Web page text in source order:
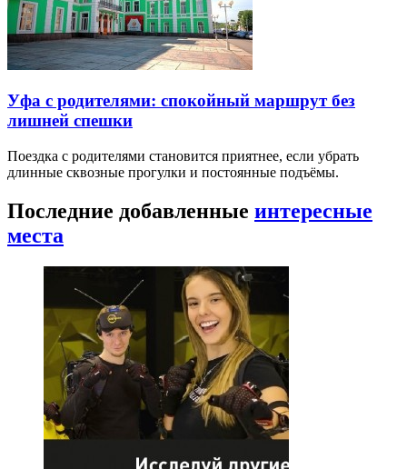
Уфа с родителями: спокойный маршрут без
лишней спешки
Поездка с родителями становится приятнее, если убрать
длинные сквозные прогулки и постоянные подъёмы.
Последние добавленные интересные
места